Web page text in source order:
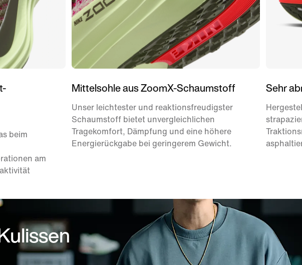
beim
am
Mittelsohle aus ZoomX-Schaumstoff
Unser leichtester und reaktionsfreudigster
Schaumstoff bietet unvergleichlichen
Tragekomfort, Dämpfung und eine höhere
Energierückgabe bei geringerem Gewicht.
Sehr